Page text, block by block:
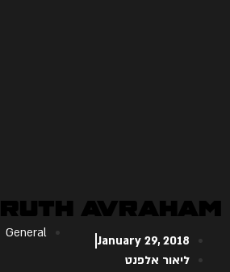
Ruth Avraham
January 29, 2018
ליאור אלפנט
General